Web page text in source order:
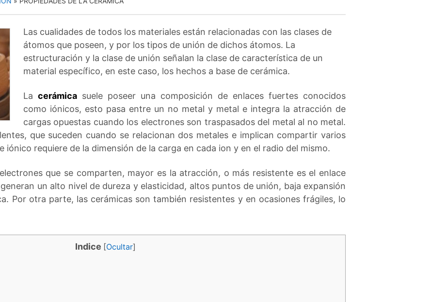
Las cualidades de todos los materiales están relacionadas con las clases de
átomos que poseen, y por los tipos de unión de dichos átomos. La
estructuración y la clase de unión señalan la clase de característica de un
material específico, en este caso, los hechos a base de cerámica.
La cerámica suele poseer una composición de enlaces fuertes conocidos
como iónicos, esto pasa entre un no metal y metal e integra la atracción de
cargas opuestas cuando los electrones son traspasados del metal al no metal.
que suceden cuando se relacionan dos metales e implican compartir varios
iónico requiere de la dimensión de la carga en cada ion y en el radio del mismo.
que se comparten, mayor es la atracción, o más resistente es el enlace
un alto nivel de dureza y elasticidad, altos puntos de unión, baja expansión
Por otra parte, las cerámicas son también resistentes y en ocasiones frágiles, lo
Indice [Ocultar]